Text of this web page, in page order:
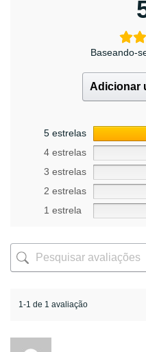
Baseando-
Adicionar
5 estrelas
4 estrelas
3 estrelas
2 estrelas
1 estrela
1-1 de 1 avaliação